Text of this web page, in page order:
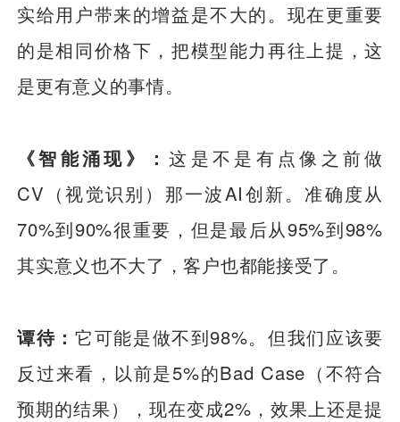
实给用户带来的增益是不大的。现在更重要
的是相同价格下，把模型能力再往上提，这
是更有意义的事情。
《智能涌现》：这是不是有点像之前做
CV（视觉识别）那一波AI创新。准确度从
70%到90%很重要，但是最后从95%到98%
其实意义也不大了，客户也都能接受了。
谭待： 它可能是做不到98%。但我们应该要
反过来看，以前是5%的Bad Case（不符合
预期的结果），现在变成2%，效果上还是提